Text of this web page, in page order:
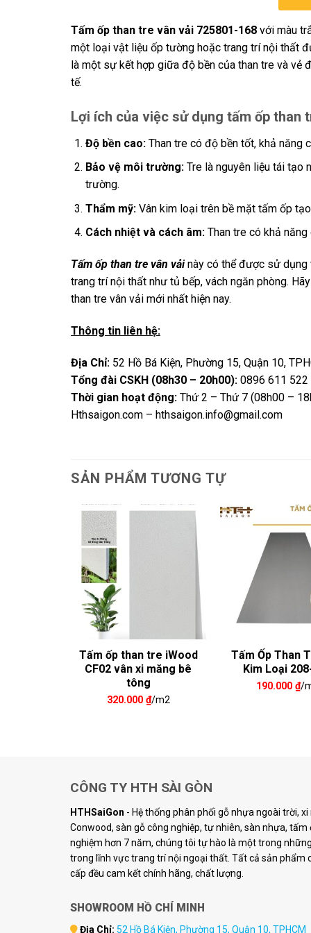
Tấm ốp than tre vân vải 725801-168 với màu
một loại vật liệu ốp tường hoặc trang trí nội thất
là một sự kết hợp giữa độ bền của than tre và vẻ
tế.
Lợi ích của việc sử dụng tấm ốp than
Độ bền cao:Than tre có độ bền tốt, khả năng
Bảo vệ môi trường:Tre là nguyên liệu tái tạo
trường.
Thẩm mỹ:Vân kim loại trên bề mặt tấm ốp
Cách nhiệt và cách âm:Than tre có khả năng
Tấm ốp than tre vân vảinày có thể được sử dụng
trang trí nội thất như tủ bếp, vách ngăn phòng.
than tre vân vải mới nhất hiện nay.
Thông tin liên hệ:
Địa Chỉ: 52 Hồ Bá Kiện, Phường 15, Quận 10,
Tổng đài CSKH (08h30 – 20h00): 0896 611 522
Thời gian hoạt động: Thứ 2 – Thứ 7 (08h00 –
Hthsaigon.com – hthsaigon.info@gmail.com
SẢN PHẨM TƯƠNG TỰ
Tấm ốp than tre iWood
CF02 vân xi măng bê
tông
320.000 ₫/m2
Tấm Ốp Than
Kim Loại
190.000 ₫/
CÔNG TY HTH SÀI GÒN
HTHSaiGon - Hệ thống phân phối gỗ nhựa ngoài trời,
Conwood, sàn gỗ công nghiệp, tự nhiên, sàn nhựa, tấm
nghiệm hơn 7 năm, chúng tôi tự hào là một trong
trong lĩnh vực trang trí nội ngoại thất. Tất cả sản phẩm
cấp đều cam kết chính hãng, chất lượng.
SHOWROOM HỒ CHÍ MINH
Địa Chỉ: 52 Hồ Bá Kiện, Phường 15, Quận 10, TPHCM